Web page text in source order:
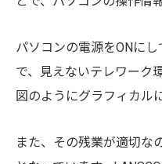
パソコンの電源をONに
で、見えないテレワーク
図のようにグラフィカル
また、その残業が適切な